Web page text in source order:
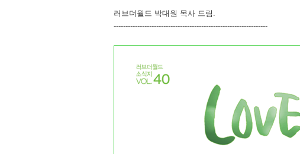
러브더월드 박대원 목사 드림
-----------------------------------------------------------------